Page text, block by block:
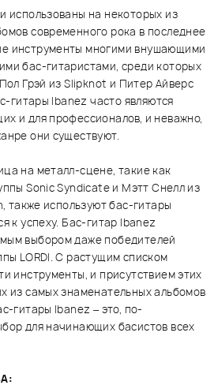
использованы на некоторых из
современного рока в последнее
инструменты многими внушающими
бас-гитаристами, среди которых
Грэй из Slipknot и Питер Айверс
гитары Ibanez часто являются
и для профессионалов, и неважно,
они существуют.
на металл-сцене, такие как
Sonic Syndicate и Мэтт Снелл из
также используют бас-гитары
к успеху. Бас-гитар Ibanez
выбором даже победителей
LORDI. C растущим списком
инструменты, и присутствием этих
из самых знаменательных альбомов
гитары Ibanez – это, по-
для начинающих басистов всех